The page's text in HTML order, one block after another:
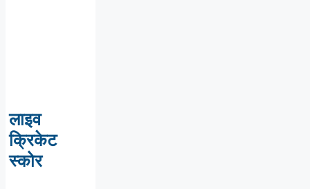
लाइव
क्रिकेट
स्कोर